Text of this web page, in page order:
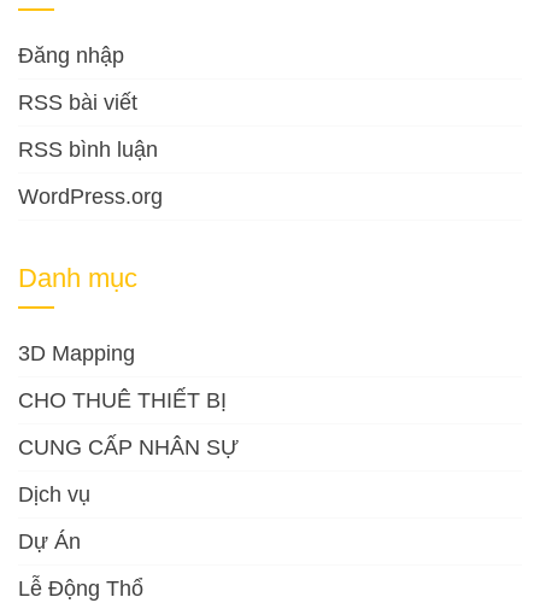
Đăng nhập
RSS bài viết
RSS bình luận
WordPress.org
Danh mục
3D Mapping
CHO THUÊ THIẾT BỊ
CUNG CẤP NHÂN SỰ
Dịch vụ
Dự Án
Lễ Động Thổ